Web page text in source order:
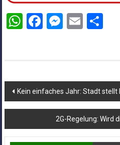
WhatsApp
Facebook
Email
Beitragsnavigation
Kein einfaches Jahr: Stadt stellt
2G-Regelung: Wird